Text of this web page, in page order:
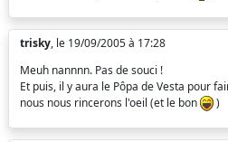
trisky, le 19/09/2005 à 17:28
Meuh nannnn. Pas de souci !
Et puis, il y aura le Pôpa de Vesta pour
nous nous rincerons l'oeil (et le bon
)